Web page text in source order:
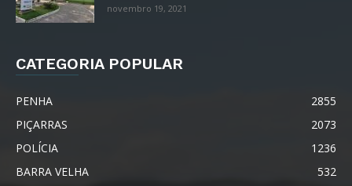
novembro 19, 2021
CATEGORIA POPULAR
PENHA
2855
PIÇARRAS
2073
POLÍCIA
1236
BARRA VELHA
532